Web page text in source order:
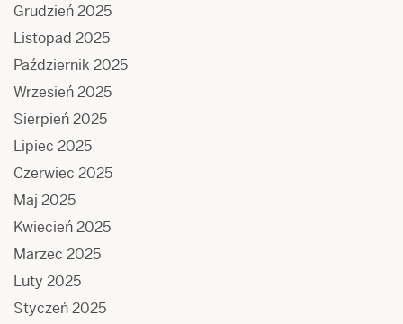
Grudzień 2025
Listopad 2025
Październik 2025
Wrzesień 2025
Sierpień 2025
Lipiec 2025
Czerwiec 2025
Maj 2025
Kwiecień 2025
Marzec 2025
Luty 2025
Styczeń 2025